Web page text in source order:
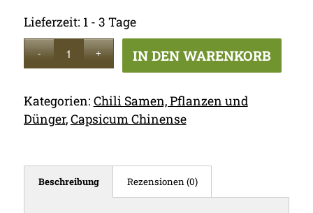
Lieferzeit: 1 - 3 Tage
IN DEN WARENKORB
Kategorien: Chili Samen, Pflanzen und
Dünger,Capsicum Chinense
Beschreibung Rezensionen (0)